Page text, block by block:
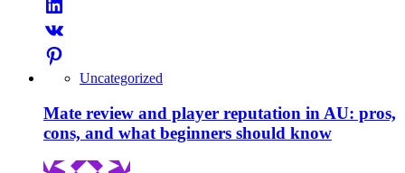
Uncategorized
Mate review and player reputation in AU: pros,
cons, and what beginners should know